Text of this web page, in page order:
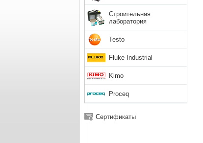
Строительная
лаборатория
Testo
Fluke Industrial
Kimo
Proceq
Сертификаты